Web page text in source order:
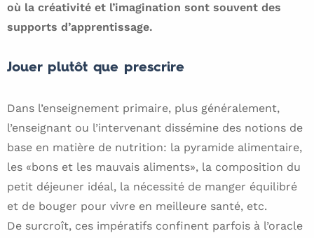
où la créativité et l’imagination sont souvent des
supports d’apprentissage.
Jouer plutôt que prescrire
Dans l’enseignement primaire, plus généralement,
l’enseignant ou l’intervenant dissémine des notions de
base en matière de nutrition: la pyramide alimentaire,
les «bons et les mauvais aliments», la composition du
petit déjeuner idéal, la nécessité de manger équilibré
et de bouger pour vivre en meilleure santé, etc.
De surcroît, ces impératifs confinent parfois à l’oracle